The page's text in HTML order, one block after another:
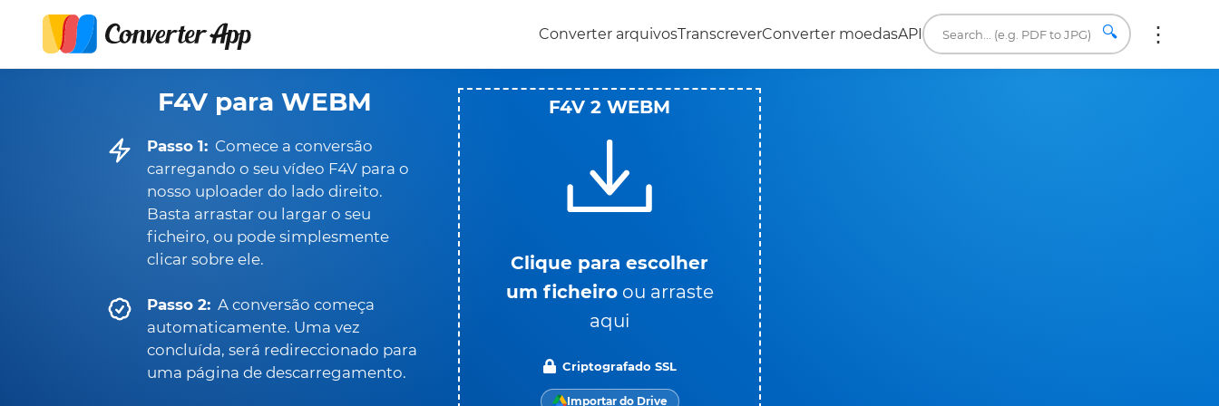
Converter arquivosTranscreverConverter moedasAPI 🔍
F4V para WEBM
Passo 1: Comece a conversão
carregando o seu vídeo F4V para o
nosso uploader do lado direito.
Basta arrastar ou largar o seu
ficheiro, ou pode simplesmente
clicar sobre ele.
Passo 2: A conversão começa
automaticamente. Uma vez
concluída, será redireccionado para
uma página de descarregamento.
F4V 2 WEBM
Clique para escolher
um ficheiro ou arraste
aqui
Criptografado SSL
Importar do Drive